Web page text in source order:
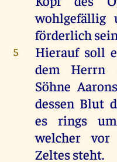
wohlgefällig
förderlich
5
Hierauf soll
dem Herrn
Söhne
dessen Blut
es rings
welcher vor
Zeltes steht.